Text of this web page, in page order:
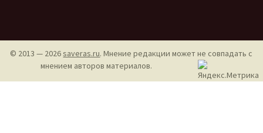
© 2013 — 2026saveras.ru. Мнение редакции может не совпадать с
мнением авторов материалов.